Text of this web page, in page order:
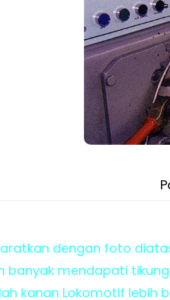
dengan foto
banyak mendapati
kanan Lokomotif lebih